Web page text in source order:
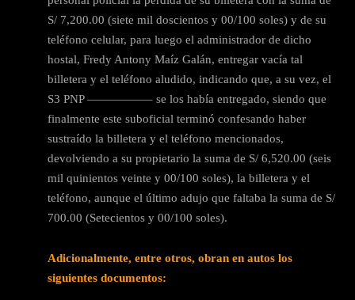
S/ 7,200.00 (siete mil doscientos y 00/100 soles) y de su
teléfono celular, para luego el administrador de dicho
hostal, Fredy Antony Maíz Galán, entregar vacía tal
billetera y el teléfono aludido, indicando que, a su vez, el
S3 PNP —————– se los había entregado, siendo que
finalmente este suboficial terminó confesando haber
sustraído la billetera y el teléfono mencionados,
devolviendo a su propietario la suma de S/ 6,520.00 (seis
mil quinientos veinte y 00/100 soles), la billetera y el
teléfono, aunque el último adujo que faltaba la suma de S/
700.00 (Setecientos y 00/100 soles).
Adicionalmente, entre otros, obran en autos los
siguientes documentos: